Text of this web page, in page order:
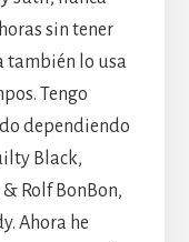
sin tener
también lo usa
Tengo
dependiendo
Black,
Rolf BonBon,
Ahora he